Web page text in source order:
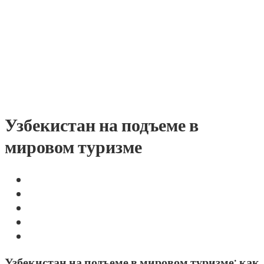
Узбекистан на подъеме в
мировом туризме